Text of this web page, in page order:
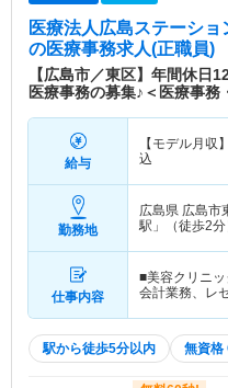
医療法人広島ステーシ
の医療事務求人(正職員)
【広島市／東区】年間休日
医療事務の募集♪＜医療事務
給与
【モデル月収】
込
勤務地
広島県 広島市
駅」（徒歩2
仕事内容
■美容クリニッ
会計業務、レ
駅から徒歩5分以内 無資格